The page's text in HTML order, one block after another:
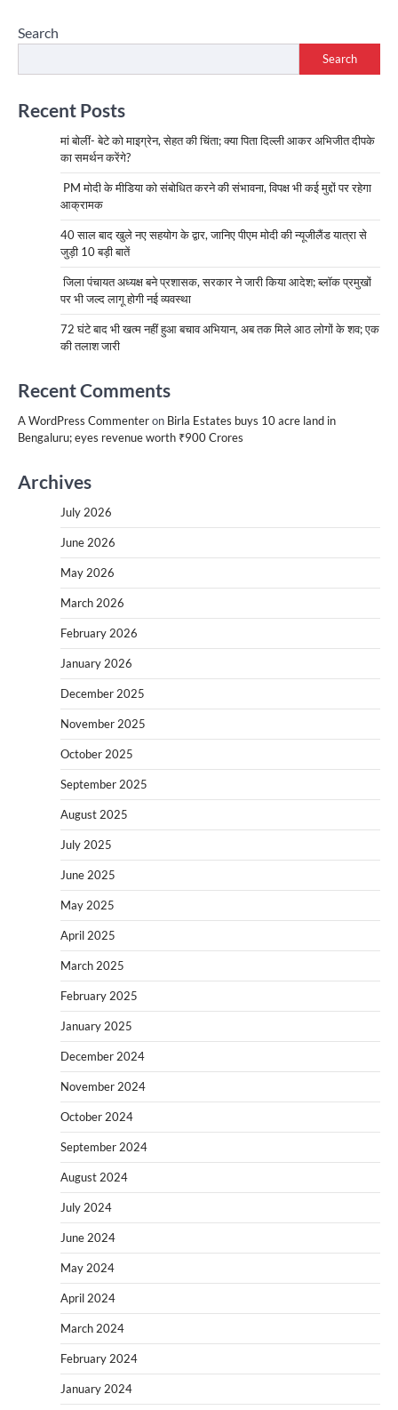
Search
Search
Recent Posts
मां बोलीं- बेटे को माइग्रेन, सेहत की चिंता; क्या पिता दिल्ली आकर अभिजीत दीपके
का समर्थन करेंगे?
PM मोदी के मीडिया को संबोधित करने की संभावना, विपक्ष भी कई मुद्दों पर रहेगा
आक्रामक
40 साल बाद खुले नए सहयोग के द्वार, जानिए पीएम मोदी की न्यूजीलैंड यात्रा से
जुड़ी 10 बड़ी बातें
जिला पंचायत अध्यक्ष बने प्रशासक, सरकार ने जारी किया आदेश; ब्लॉक प्रमुखों
पर भी जल्द लागू होगी नई व्यवस्था
72 घंटे बाद भी खत्म नहीं हुआ बचाव अभियान, अब तक मिले आठ लोगों के शव; एक
की तलाश जारी
Recent Comments
A WordPress Commenteron Birla Estates buys 10 acre land in
Bengaluru; eyes revenue worth ₹900 Crores
Archives
July 2026
June 2026
May 2026
March 2026
February 2026
January 2026
December 2025
November 2025
October 2025
September 2025
August 2025
July 2025
June 2025
May 2025
April 2025
March 2025
February 2025
January 2025
December 2024
November 2024
October 2024
September 2024
August 2024
July 2024
June 2024
May 2024
April 2024
March 2024
February 2024
January 2024